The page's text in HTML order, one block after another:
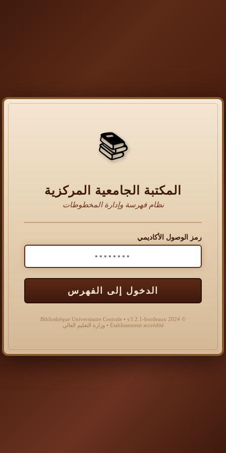
📚
المكتبة الجامعية المركزية
نظام فهرسة وإدارة المخطوطات
رمز الوصول الأكاديمي
الدخول إلى الفهرس
© 2024 Bibliothèque Universitaire Centrale • v3.2.1-bordeaux
Établissement accrédité • وزارة التعليم العالي